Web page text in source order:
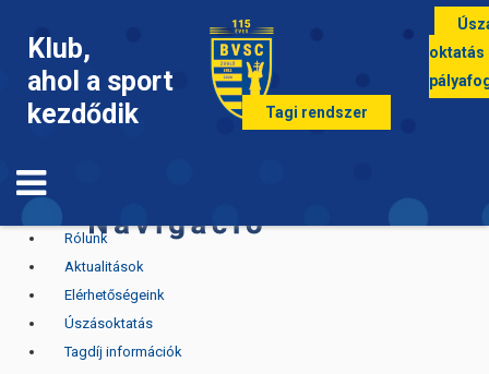
Klub,
ahol a sport
kezdődik
Tagi rendszer
oktatás
Rólunk
Aktualitások
Elérhetőségeink
Úszásoktatás
Tagdíj információk